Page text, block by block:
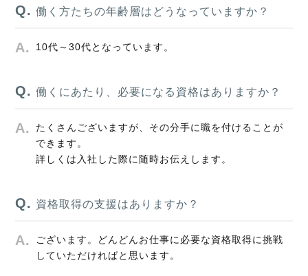
働く方たちの年齢層はどうなっていますか？
10代～30代となっています。
働くにあたり、必要になる資格はありますか？
たくさんございますが、その分手に職を付けることが
できます。
詳しくは入社した際に随時お伝えします。
資格取得の支援はありますか？
ございます。どんどんお仕事に必要な資格取得に挑戦
していただければと思います。